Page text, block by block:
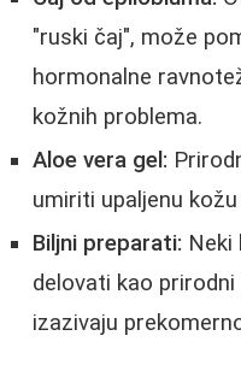
"ruski čaj", može
hormonalne
kožnih problema.
Aloe vera gel:
umiriti upaljenu
Biljni preparati: Neki
delovati kao
izazivaju